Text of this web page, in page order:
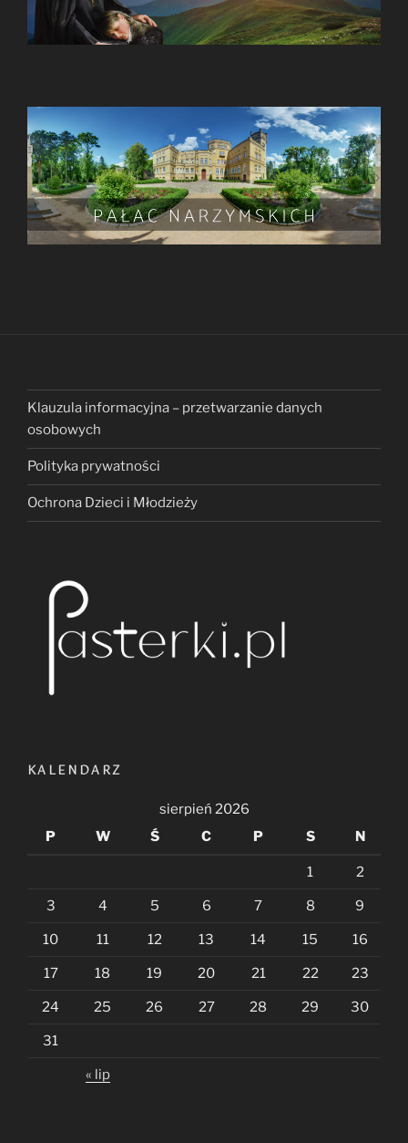
Klauzula informacyjna – przetwarzanie danych
osobowych
Polityka prywatności
Ochrona Dzieci i Młodzieży
KALENDARZ
sierpień 2026
P
W Ś C P S N
1 2
3 4 5 6 7 8 9
10 11 12 13 14 15 16
17 18 19 20 21 22 23
24 25 26 27 28 29 30
31
« lip